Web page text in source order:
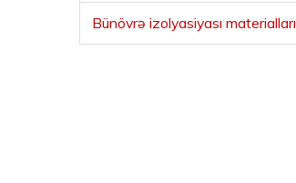
Bünövrə izolyasiyası materialları